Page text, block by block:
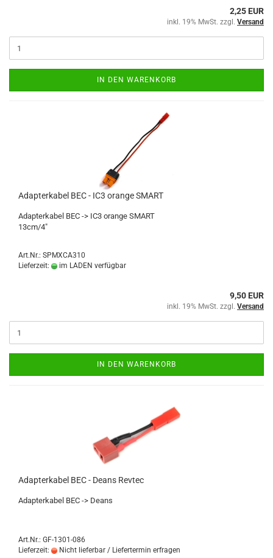
2,25 EUR
inkl. 19% MwSt. zzgl. Versand
IN DEN WARENKORB
Adapterkabel BEC - IC3 orange SMART
Adapterkabel BEC -> IC3 orange SMART
13cm/4"
Art.Nr.: SPMXCA310
Lieferzeit:
im LADEN verfügbar
9,50 EUR
inkl. 19% MwSt. zzgl. Versand
IN DEN WARENKORB
Adapterkabel BEC - Deans Revtec
Adapterkabel BEC -> Deans
Art.Nr.: GF-1301-086
Lieferzeit:
Nicht lieferbar / Liefertermin erfragen